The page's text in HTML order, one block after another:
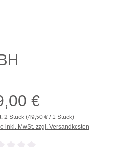
€
2 Stück (49,50 € / 1 Stück)
inkl. MwSt. zzgl. Versandkosten